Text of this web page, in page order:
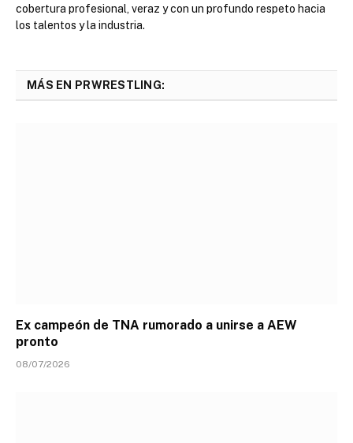
cobertura profesional, veraz y con un profundo respeto hacia
los talentos y la industria.
MÁS EN PRWRESTLING:
Ex campeón de TNA rumorado a unirse a AEW
pronto
08/07/2026